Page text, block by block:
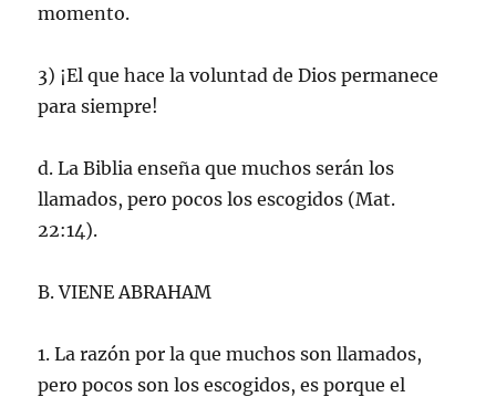
momento.
3) ¡El que hace la voluntad de Dios permanece
para siempre!
d. La Biblia enseña que muchos serán los
llamados, pero pocos los escogidos (Mat.
22:14).
B. VIENE ABRAHAM
1. La razón por la que muchos son llamados,
pero pocos son los escogidos, es porque el